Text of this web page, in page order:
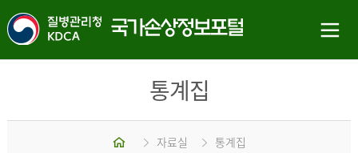
통계집
홈 자료실 통계집